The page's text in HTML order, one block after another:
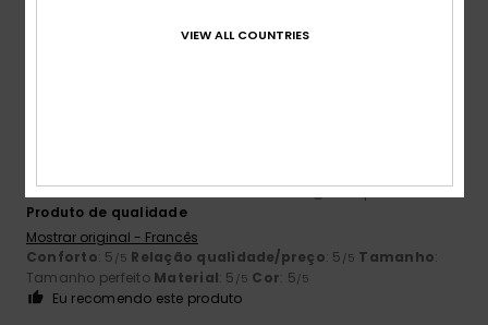
Aurélie5. Julho 2026
Compra verificada
Produto de qualidade
Mostrar original - Francês
Conforto: 5 /5 Relação qualidade/preço: 5 /5 Tamanho:
Tamanho perfeito Material: 5 /5 Cor: 5/5
Eu recomendo este produto
VIEW ALL COUNTRIES